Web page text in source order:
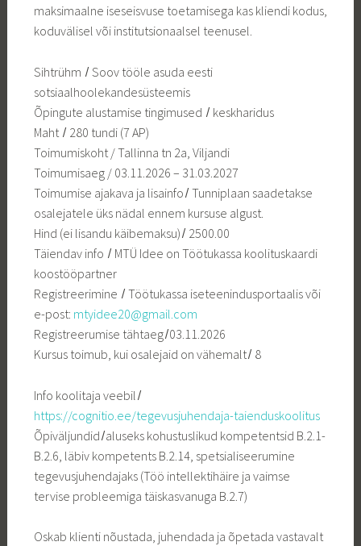
maksimaalne iseseisvuse toetamisega kas kliendi kodus,
koduvälisel või institutsionaalsel teenusel.
Sihtrühm ̸ Soov tööle asuda eesti
sotsiaalhoolekandesüsteemis
Õpingute alustamise tingimused ̸ keskharidus
Maht ̸ 280 tundi (7 AP)
Toimumiskoht / Tallinna tn 2a, Viljandi
Toimumisaeg / 03.11.2026 – 31.03.2027
Toimumise ajakava ja lisainfo ̸ Tunniplaan saadetakse
osalejatele üks nädal ennem kursuse algust.
Hind (ei lisandu käibemaksu) ̸ 2500.00
Täiendav info ̸ MTÜ Idee on Töötukassa koolituskaardi
koostööpartner
Registreerimine ̸ Töötukassa iseteenindusportaalis või
e-post: mtyidee20@gmail.com
Registreerumise tähtaeg ̸ 03.11.2026
Kursus toimub, kui osalejaid on vähemalt ̸ 8
Info koolitaja veebil ̸
https://cognitio.ee/tegevusjuhendaja-taienduskoolitus
Õpiväljundid ̸ aluseks kohustuslikud kompetentsid B.2.1-
B.2.6, läbiv kompetents B.2.14, spetsialiseerumine
tegevusjuhendajaks (Töö intellektihäire ja vaimse
tervise probleemiga täiskasvanuga B.2.7)
Oskab klienti nõustada, juhendada ja õpetada vastavalt